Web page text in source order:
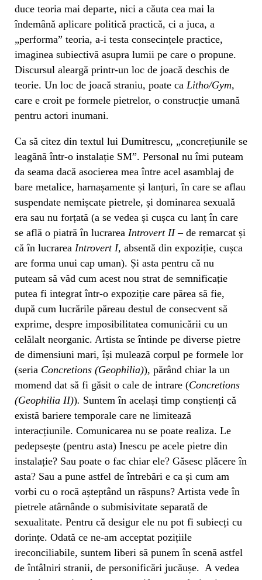
duce teoria mai departe, nici a căuta cea mai la
îndemână aplicare politică practică, ci a juca, a
„performa” teoria, a-i testa consecințele practice,
imaginea subiectivă asupra lumii pe care o propune.
Discursul aleargă printr-un loc de joacă deschis de
teorie. Un loc de joacă straniu, poate ca Litho/Gym,
care e croit pe formele pietrelor, o construcție umană
pentru actori inumani.
Ca să citez din textul lui Dumitrescu, „concrețiunile se
leagănă într-o instalație SM”. Personal nu îmi puteam
da seama dacă asocierea mea între acel asamblaj de
bare metalice, harnașamente și lanțuri, în care se aflau
suspendate nemișcate pietrele, și dominarea sexuală
era sau nu forțată (a se vedea și cușca cu lanț în care
se află o piatră în lucrarea Introvert II– de remarcat și
că în lucrarea Introvert I, absentă din expoziție, cușca
are forma unui cap uman). Și asta pentru că nu
puteam să văd cum acest nou strat de semnificație
putea fi integrat într-o expoziție care părea să fie,
după cum lucrările păreau destul de consecvent să
exprime, despre imposibilitatea comunicării cu un
celălalt neorganic. Artista se întinde pe diverse pietre
de dimensiuni mari, își mulează corpul pe formele lor
(seria Concretions (Geophilia)), părând chiar la un
momend dat să fi găsit o cale de intrare (Concretions
(Geophilia II)). Suntem în același timp conștienți că
există bariere temporale care ne limitează
interacțiunile. Comunicarea nu se poate realiza. Le
pedepsește (pentru asta) Inescu pe acele pietre din
instalație? Sau poate o fac chiar ele? Găsesc plăcere în
asta? Sau a pune astfel de întrebări e ca și cum am
vorbi cu o rocă așteptând un răspuns? Artista vede în
pietrele atârnânde o submisivitate separată de
sexualitate. Pentru că desigur ele nu pot fi subiecți cu
dorințe. Odată ce ne-am acceptat pozițiile
ireconciliabile, suntem liberi să punem în scenă astfel
de întâlniri stranii, de personificări jucăușe. A vedea